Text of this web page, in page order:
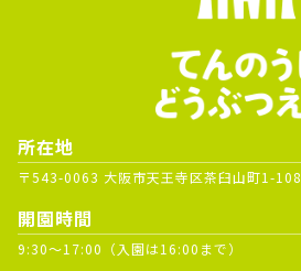
所在地
〒543-0063 大阪市天王寺区茶臼山町1-108
開園時間
9:30～17:00（入園は16:00まで）